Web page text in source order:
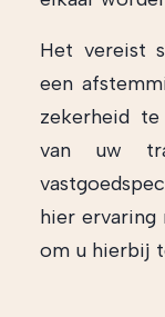
Het vereist
een
zekerheid
van uw
hier ervaring
om u hierbij